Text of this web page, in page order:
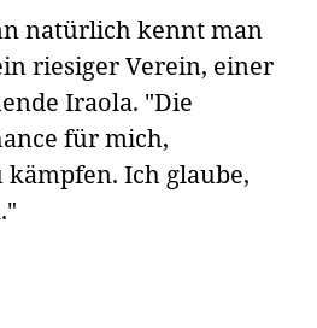
natürlich kennt man
riesiger Verein, einer
Iraola. "Die
für mich,
Ich glaube,